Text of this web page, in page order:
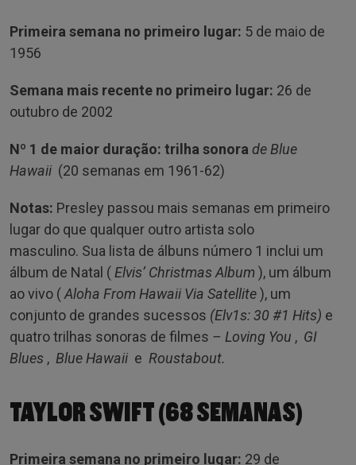
Primeira semana no primeiro lugar: 5 de maio de
1956
Semana mais recente no primeiro lugar: 26 de
outubro de 2002
Nº 1 de maior duração: trilha sonora de Blue
Hawaii (20 semanas em 1961-62)
Notas: Presley passou mais semanas em primeiro
lugar do que qualquer outro artista solo
masculino. Sua lista de álbuns número 1 inclui um
álbum de Natal ( Elvis’ Christmas Album ), um álbum
ao vivo (Aloha From Hawaii Via Satellite), um
conjunto de grandes sucessos (Elv1s: 30 #1 Hits) e
quatro trilhas sonoras de filmes – Loving You , GI
Blues , Blue Hawaii e Roustabout.
TAYLOR SWIFT (68 SEMANAS)
Primeira semana no primeiro lugar: 29 de